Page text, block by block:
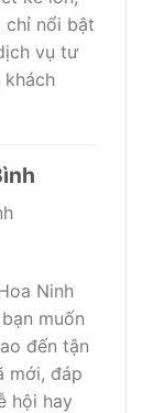
chỉ nổi bật
vụ tư
Ninh
muốn
đến tận
mới, đáp
hội hay